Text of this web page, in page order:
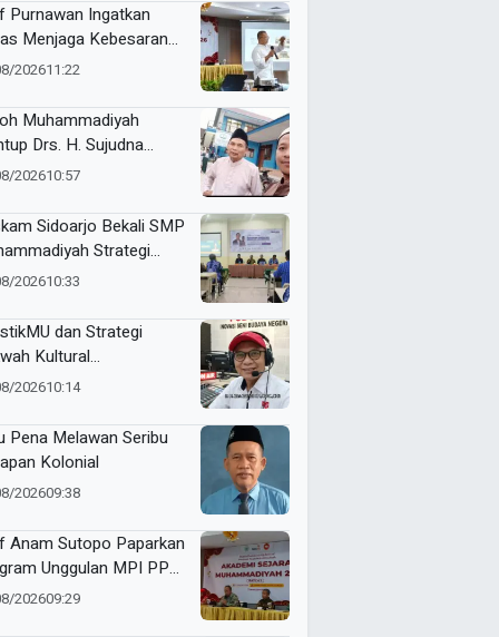
Purnawan Ingatkan
Menjaga Kebesaran
202611:22
Muhammadiyah
Drs. H. Sujudna
Dikenang Berdedikasi
202610:57
Sidoarjo Bekali SMP
Strategi
dan Marketing
202610:33
dan Strategi
Kultural
202610:14
Pena Melawan Seribu
Kolonial
202609:38
Anam Sutopo Paparkan
Unggulan MPI PP
202609:29